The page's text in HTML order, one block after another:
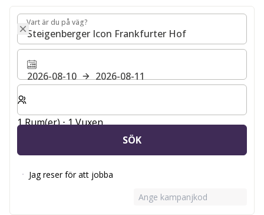
Vart är du på väg?
Vart är du på väg?
2026-08-10
2026-08-11
Välj antal rum och gäster för din vistelse
1 Rum(er) ⋅ 1 Vuxen
SÖK
Jag reser för att jobba
Ange kampanjkod